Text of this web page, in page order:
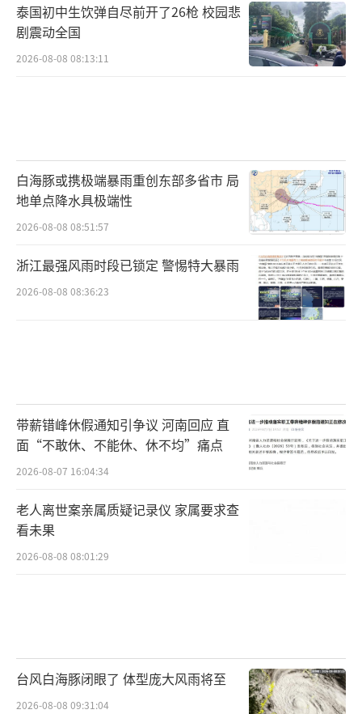
泰国初中生饮弹自尽前开了26枪 校园悲
剧震动全国
2026-08-08 08:13:11
白海豚或携极端暴雨重创东部多省市 局
地单点降水具极端性
2026-08-08 08:51:57
浙江最强风雨时段已锁定 警惕特大暴雨
2026-08-08 08:36:23
带薪错峰休假通知引争议 河南回应 直
面“不敢休、不能休、休不均”痛点
2026-08-07 16:04:34
老人离世案亲属质疑记录仪 家属要求查
看未果
2026-08-08 08:01:29
台风白海豚闭眼了 体型庞大风雨将至
2026-08-08 09:31:04